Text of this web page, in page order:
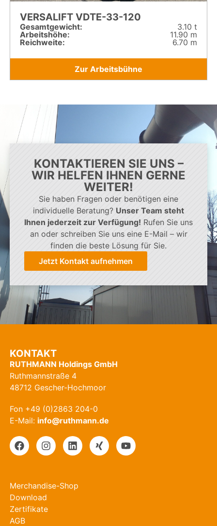
VERSALIFT VDTE-33-120
Gesamt­gewicht:
3.10 t
Arbeitshöhe:
11.90 m
Reichweite:
6.70 m
Zur Arbeitsbühne
KONTAKTIEREN SIE UNS –
WIR HELFEN IHNEN GERNE
WEITER!
Sie haben Fragen oder benötigen eine
individuelle Beratung? Unser Team steht
Ihnen jederzeit zur Verfügung! Rufen Sie uns
an oder schreiben Sie uns eine E-Mail – wir
finden die beste Lösung für Sie.
Jetzt Kontakt aufnehmen
KONTAKT
RUTHMANN Holdings GmbH
Ruthmannstraße 4
48712 Gescher-Hochmoor
Fon +49 (0)2863 204-0
E-Mail: info@ruthmann.de
Merchandise-Shop
Download
Zertifikate
AGB